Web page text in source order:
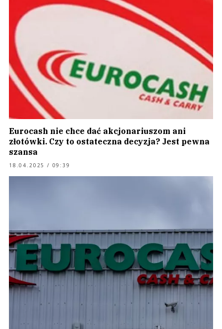
Eurocash nie chce dać akcjonariuszom ani
złotówki. Czy to ostateczna decyzja? Jest pewna
szansa
18.04.2025 / 09:39